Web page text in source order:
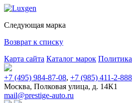
Следующая марка
Возврат к списку
Карта сайта Каталог марок
+7 (495) 984-87-08, +7 (985) 411-2-888
Москва, Полковая улица, д. 14К1
mail@prestige-auto.ru